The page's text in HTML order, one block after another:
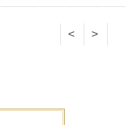
< >